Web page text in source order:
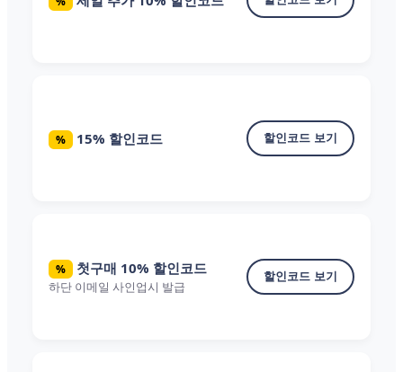
% 15% 할인코드 할인코드 보기
% 첫구매 10% 할인코드
하단 이메일 사인업시 발급
할인코드 보기